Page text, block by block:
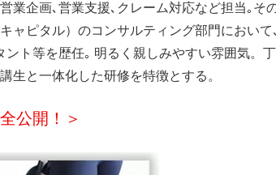
業企画､営業支援､クレーム対応など担当｡そ
ャピタル）のコンサルティング部門において
ト等を歴任｡ 明るく親しみやすい雰囲気。
生と一体化した研修を特徴とする。
公開！＞